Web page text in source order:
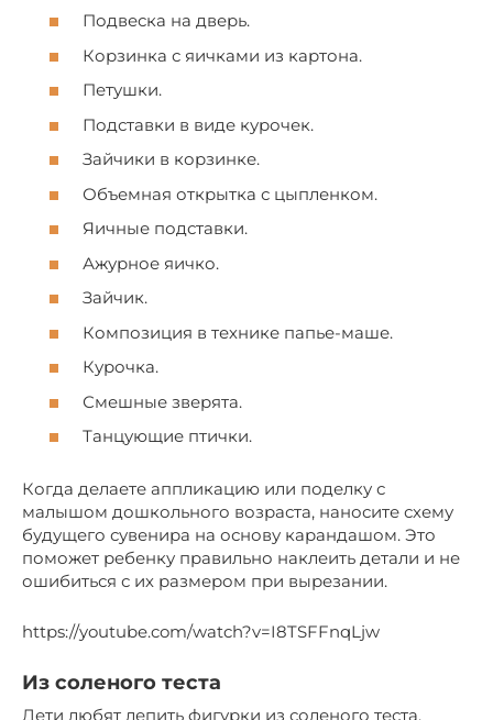
Подвеска на дверь.
Корзинка с яичками из картона.
Петушки.
Подставки в виде курочек.
Зайчики в корзинке.
Объемная открытка с цыпленком.
Яичные подставки.
Ажурное яичко.
Зайчик.
Композиция в технике папье-маше.
Курочка.
Смешные зверята.
Танцующие птички.
Когда делаете аппликацию или поделку с
малышом дошкольного возраста, наносите схему
будущего сувенира на основу карандашом. Это
поможет ребенку правильно наклеить детали и не
ошибиться с их размером при вырезании.
https://youtube.com/watch?v=I8TSFFnqLjw
Из соленого теста
Дети любят лепить фигурки из соленого теста.